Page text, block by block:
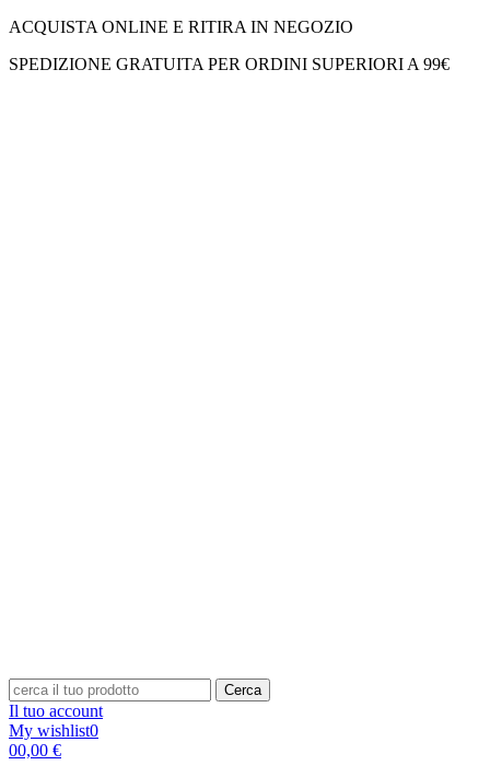
ACQUISTA ONLINE E RITIRA IN NEGOZIO
SPEDIZIONE GRATUITA PER ORDINI SUPERIORI A 99€
Cerca
Il tuo account
My wishlist0
00,00 €